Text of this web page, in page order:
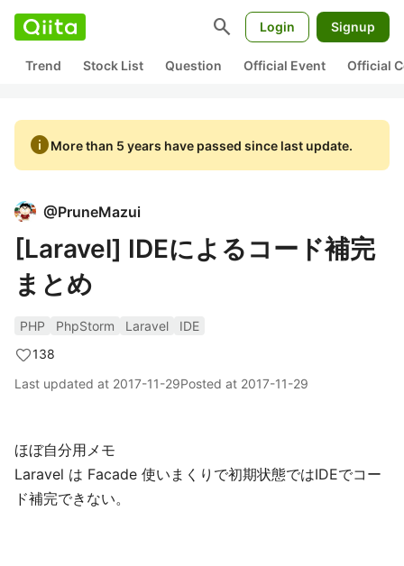
search Login Signup
Trend Stock List Question Official Event Official
infoMore than 5 years have passed since last update.
@PruneMazui
[Laravel] IDEによるコード補完
まとめ
PHP PhpStorm Laravel
IDE
138
Last updated at 2017-11-29Posted at 2017-11-29
ほぼ自分用メモ
Laravel は Facade 使いまくりで初期状態ではIDEでコー
ド補完できない。